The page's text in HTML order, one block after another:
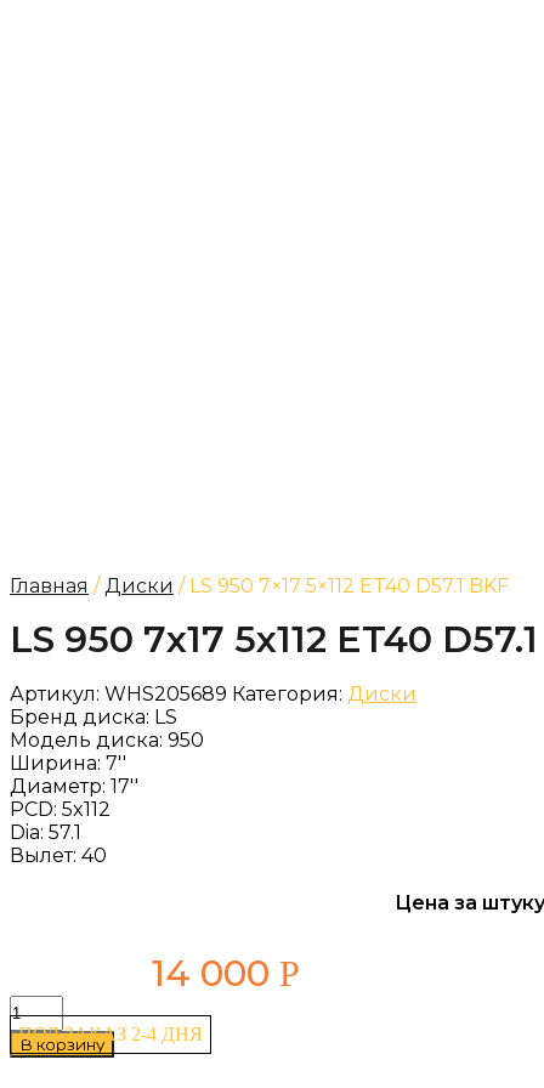
Главная /Диски / LS 950 7×17 5×112 ET40 D57.1 BKF
LS 950 7x17 5x112 ET40
Артикул: WHS205689 Категория: Диски
Бренд диска: LS
Модель диска: 950
Ширина: 7''
Диаметр: 17''
PCD: 5x112
Dia: 57.1
Вылет: 40
Цена за
14 000 Р
ПОД ЗАКАЗ 2-4 ДНЯ
Количество
товара
LSВ корзину